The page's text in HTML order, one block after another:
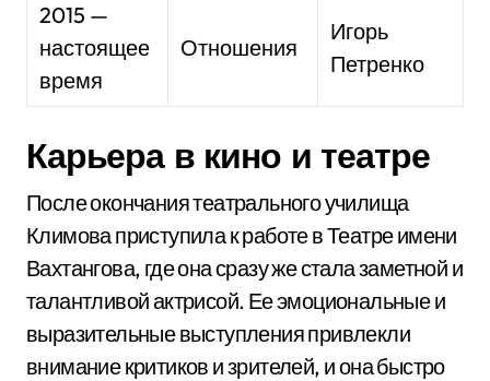
2015 —
настоящее
время
Отношения
Игорь
Петренко
Карьера в кино и театре
После окончания театрального училища
Климова приступила к работе в Театре имени
Вахтангова, где она сразу же стала заметной и
талантливой актрисой. Ее эмоциональные и
выразительные выступления привлекли
внимание критиков и зрителей, и она быстро